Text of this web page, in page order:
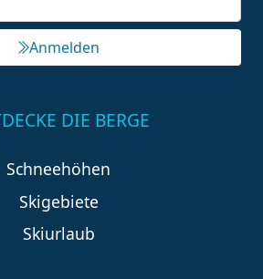
Anmelden
DIE BERGE
Schneehöhen
Skigebiete
Skiurlaub